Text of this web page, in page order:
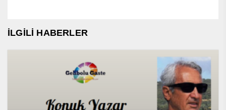
İLGİLİ HABERLER